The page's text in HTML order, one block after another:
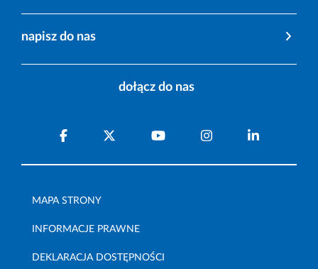
napisz do nas
dołącz do nas
MAPA STRONY
INFORMACJE PRAWNE
DEKLARACJA DOSTĘPNOŚCI